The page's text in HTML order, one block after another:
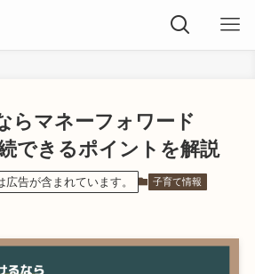
らマネーフォワード
できるポイントを解説
告が含まれています。 子育て情報